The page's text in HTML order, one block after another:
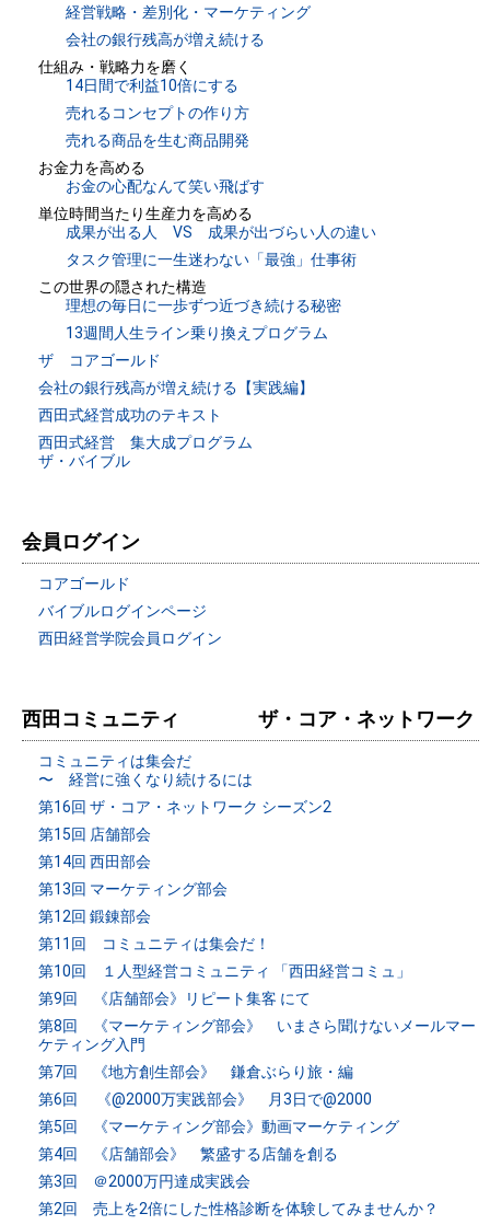
経営戦略・差別化・マーケティング
会社の銀行残高が増え続ける
仕組み・戦略力を磨く
14日間で利益10倍にする
売れるコンセプトの作り方
売れる商品を生む商品開発
お金力を高める
お金の心配なんて笑い飛ばす
単位時間当たり生産力を高める
成果が出る人 VS 成果が出づらい人の違い
タスク管理に一生迷わない「最強」仕事術
この世界の隠された構造
理想の毎日に一歩ずつ近づき続ける秘密
13週間人生ライン乗り換えプログラム
ザ コアゴールド
会社の銀行残高が増え続ける【実践編】
西田式経営成功のテキスト
西田式経営 集大成プログラム
ザ・バイブル
会員ログイン
コアゴールド
バイブルログインページ
西田経営学院会員ログイン
西田コミュニティ ザ・コア・ネットワーク
コミュニティは集会だ
〜 経営に強くなり続けるには
第16回 ザ・コア・ネットワーク シーズン2
第15回 店舗部会
第14回 西田部会
第13回 マーケティング部会
第12回 鍛錬部会
第11回 コミュニティは集会だ！
第10回 １人型経営コミュニティ 「西田経営コミュ」
第9回 《店舗部会》リピート集客 にて
第8回 《マーケティング部会》 いまさら聞けないメールマー
ケティング入門
第7回 《地方創生部会》 鎌倉ぶらり旅・編
第6回 《@2000万実践部会》 月3日で@2000
第5回 《マーケティング部会》動画マーケティング
第4回 《店舗部会》 繁盛する店舗を創る
第3回 ＠2000万円達成実践会
第2回 売上を2倍にした性格診断を体験してみませんか？